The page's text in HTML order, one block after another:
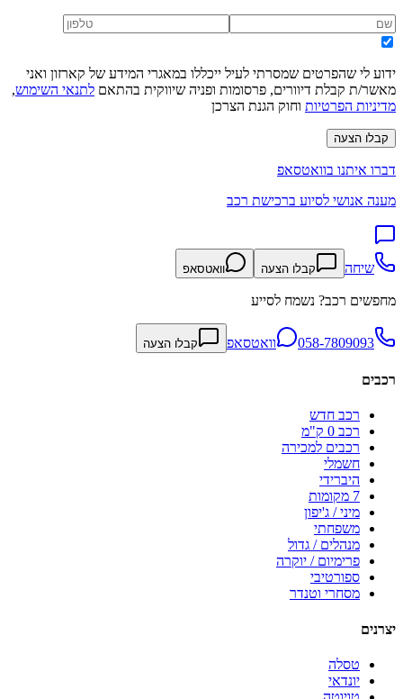
ידוע לי שהפרטים שמסרתי לעיל ייכללו במאגרי המידע של קארזון ואני
מאשר/ת קבלת דיוורים, פרסומות ופניה שיווקית בהתאם לתנאי השימוש,
מדיניות הפרטיות וחוק הגנת הצרכן
קבלו הצעה
דברו איתנו בוואטסאפ
מענה אנושי לסיוע ברכישת רכב
שיחה קבלו הצעה וואטסאפ
מחפשים רכב? נשמח לסייע
058-7809093 וואטסאפ קבלו הצעה
רכבים
רכב חדש
רכב 0 ק"מ
רכבים למכירה
חשמלי
היברידי
7 מקומות
מיני / ג'יפון
משפחתי
מנהלים / גדול
פרימיום / יוקרה
ספורטיבי
מסחרי וטנדר
יצרנים
טסלה
יונדאי